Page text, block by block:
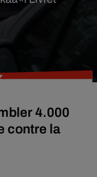
4.000
contre la